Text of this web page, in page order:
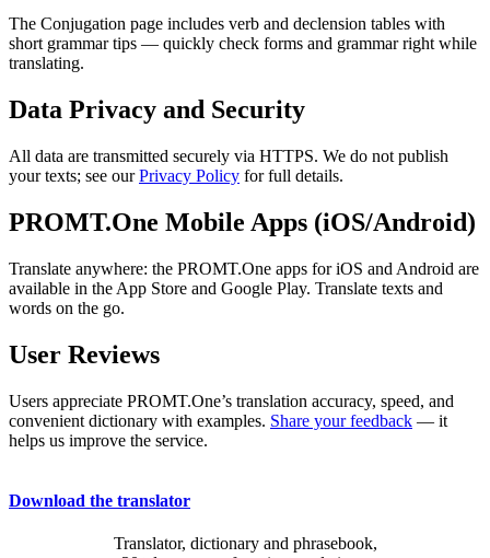
The Conjugation page includes verb and declension tables with
short grammar tips — quickly check forms and grammar right while
translating.
Data Privacy and Security
All data are transmitted securely via HTTPS. We do not publish
your texts; see ourPrivacy Policy for full details.
PROMT.One Mobile Apps (iOS/Android)
Translate anywhere: the PROMT.One apps for iOS and Android are
available in the App Store and Google Play. Translate texts and
words on the go.
User Reviews
Users appreciate PROMT.One’s translation accuracy, speed, and
convenient dictionary with examples. Share your feedback — it
helps us improve the service.
Download the translator
Translator, dictionary and phrasebook,